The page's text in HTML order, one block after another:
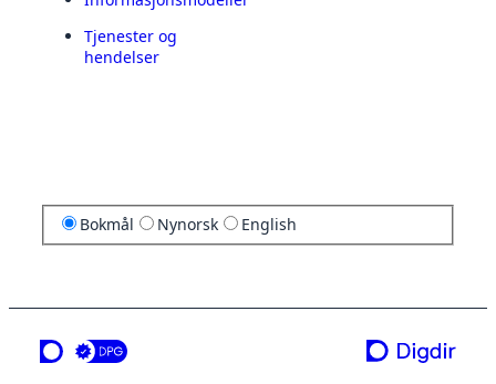
Tjenester og
hendelser
Bokmål Nynorsk English